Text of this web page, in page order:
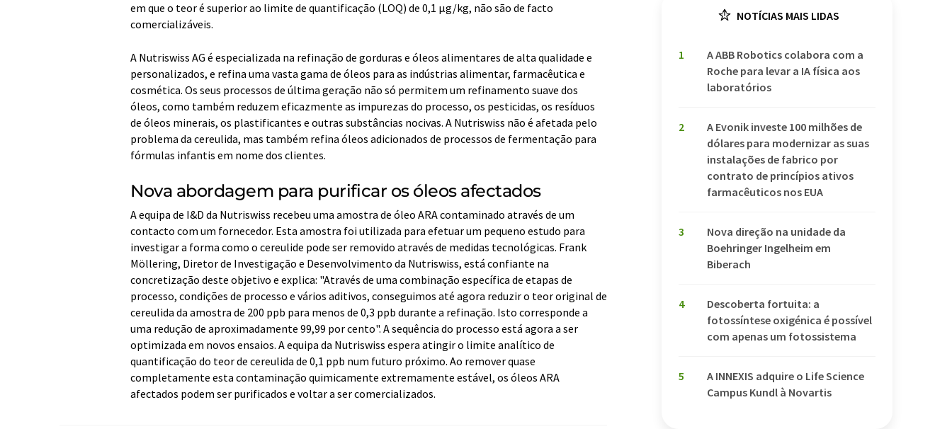
em que o teor é superior ao limite de quantificação (LOQ) de 0,1 µg/kg, não são de facto
comercializáveis.
A Nutriswiss AG é especializada na refinação de gorduras e óleos alimentares de alta qualidade e
personalizados, e refina uma vasta gama de óleos para as indústrias alimentar, farmacêutica e
cosmética. Os seus processos de última geração não só permitem um refinamento suave dos
óleos, como também reduzem eficazmente as impurezas do processo, os pesticidas, os resíduos
de óleos minerais, os plastificantes e outras substâncias nocivas. A Nutriswiss não é afetada pelo
problema da cereulida, mas também refina óleos adicionados de processos de fermentação para
fórmulas infantis em nome dos clientes.
Nova abordagem para purificar os óleos afectados
A equipa de I&D da Nutriswiss recebeu uma amostra de óleo ARA contaminado através de um
contacto com um fornecedor. Esta amostra foi utilizada para efetuar um pequeno estudo para
investigar a forma como o cereulide pode ser removido através de medidas tecnológicas. Frank
Möllering, Diretor de Investigação e Desenvolvimento da Nutriswiss, está confiante na
concretização deste objetivo e explica: "Através de uma combinação específica de etapas de
processo, condições de processo e vários aditivos, conseguimos até agora reduzir o teor original de
cereulida da amostra de 200 ppb para menos de 0,3 ppb durante a refinação. Isto corresponde a
uma redução de aproximadamente 99,99 por cento". A sequência do processo está agora a ser
optimizada em novos ensaios. A equipa da Nutriswiss espera atingir o limite analítico de
quantificação do teor de cereulida de 0,1 ppb num futuro próximo. Ao remover quase
completamente esta contaminação quimicamente extremamente estável, os óleos ARA
afectados podem ser purificados e voltar a ser comercializados.
NOTÍCIAS MAIS LIDAS
1
A ABB Robotics colabora com a
Roche para levar a IA física aos
laboratórios
2
A Evonik investe 100 milhões de
dólares para modernizar as suas
instalações de fabrico por
contrato de princípios ativos
farmacêuticos nos EUA
3
Nova direção na unidade da
Boehringer Ingelheim em
Biberach
4
Descoberta fortuita: a
fotossíntese oxigénica é possível
com apenas um fotossistema
5
A INNEXIS adquire o Life Science
Campus Kundl à Novartis